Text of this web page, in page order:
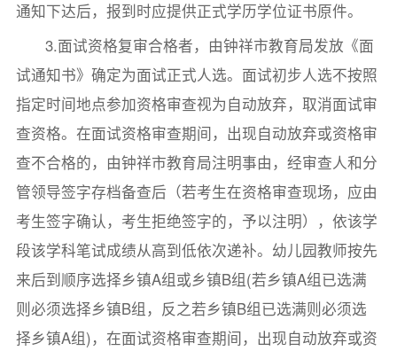
通知下达后，报到时应提供正式学历学位证书原件。
3.面试资格复审合格者，由钟祥市教育局发放《面
试通知书》确定为面试正式人选。面试初步人选不按照
指定时间地点参加资格审查视为自动放弃，取消面试审
查资格。在面试资格审查期间，出现自动放弃或资格审
查不合格的，由钟祥市教育局注明事由，经审查人和分
管领导签字存档备查后（若考生在资格审查现场，应由
考生签字确认，考生拒绝签字的，予以注明），依该学
段该学科笔试成绩从高到低依次递补。幼儿园教师按先
来后到顺序选择乡镇A组或乡镇B组(若乡镇A组已选满
则必须选择乡镇B组，反之若乡镇B组已选满则必须选
择乡镇A组)，在面试资格审查期间，出现自动放弃或资